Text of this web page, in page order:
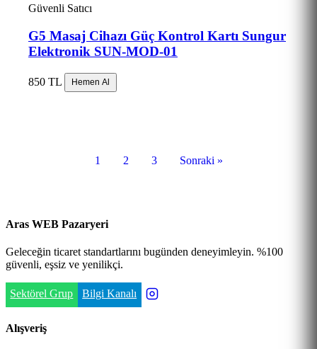
Güvenli Satıcı
G5 Masaj Cihazı Güç Kontrol Kartı Sungur
Elektronik SUN-MOD-01
850 TL Hemen Al
1 2 3 Sonraki »
Aras WEB Pazaryeri
Geleceğin ticaret standartlarını bugünden deneyimleyin. %100
güvenli, eşsiz ve yenilikçi.
Sektörel Grup Bilgi Kanalı
Alışveriş